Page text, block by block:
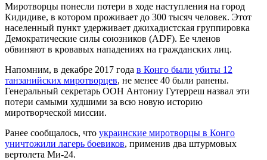
Миротворцы понесли потери в ходе наступления на город
Кидидиве, в котором проживает до 300 тысяч человек. Этот
населенный пункт удерживает джихадистская группировка
Демократические силы союзников (ADF). Ее членов
обвиняют в кровавых нападениях на гражданских лиц.
Напомним, в декабре 2017 года в Конго были убиты 12
танзанийских миротворцев, не менее 40 были ранены.
Генеральный секретарь ООН Антониу Гутерреш назвал эти
потери самыми худшими за всю новую историю
миротворческой миссии.
Ранее сообщалось, что украинские миротворцы в Конго
уничтожили лагерь боевиков, применив два штурмовых
вертолета Ми-24.